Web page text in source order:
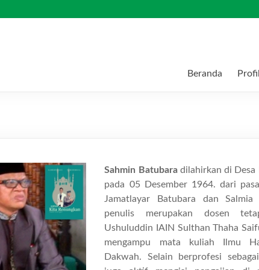
Beranda Profil
Sahmin Batubara dilahirkan di Desa
pada 05 Desember 1964. dari
Jamatlayar Batubara dan
penulis merupakan dosen
Ushuluddin IAIN Sulthan Thaha
mengampu mata kuliah Ilmu
Dakwah. Selain berprofesi